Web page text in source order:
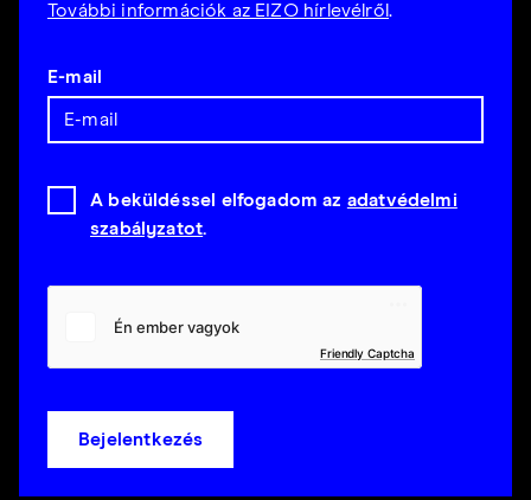
További információk az EIZO hírlevélről.
E-mail
A beküldéssel elfogadom az adatvédelmi
szabályzatot.
Friendly Captcha
Bejelentkezés